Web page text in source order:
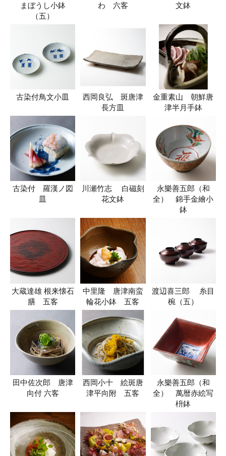
まぼうし小鉢
（五）
わ 六客
文鉢
古染付鳥文小皿
西岡良弘 斑唐津
長方皿
金重素山 朝鮮唐
津半月手鉢
古染付 羅漢ノ図
皿
川瀬竹志 白磁刻
花文鉢
永樂善五郎（和
全） 錦手金繪小
鉢
大蔵達雄 根来懐石
膳 五客
中里隆 唐津南蛮
輪花小鉢 五客
渡辺喜三郎 糸目
椀（五）
田中佐次郎 唐津
向付 六客
西岡小十 絵斑唐
津平向附 五客
永樂善五郎（和
全） 萬暦赤絵写
枡鉢